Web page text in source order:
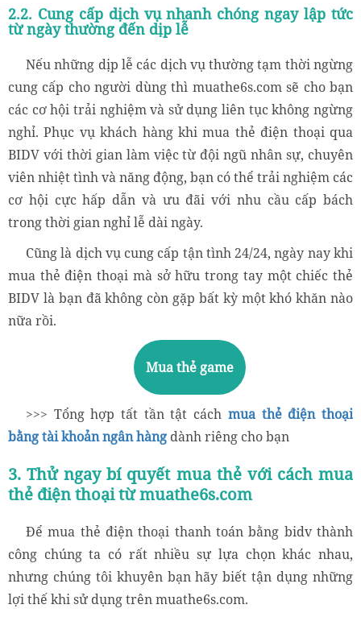
2.2. Cung cấp dịch vụ nhanh chóng ngay lập tức
từ ngày thường đến dịp lễ
Nếu những dịp lễ các dịch vụ thường tạm thời ngừng
cung cấp cho người dùng thì muathe6s.com sẽ cho bạn
các cơ hội trải nghiệm và sử dụng liên tục không ngừng
nghỉ. Phục vụ khách hàng khi mua thẻ điện thoại qua
BIDV với thời gian làm việc từ đội ngũ nhân sự, chuyên
viên nhiệt tình và năng động, bạn có thể trải nghiệm các
cơ hội cực hấp dẫn và ưu đãi với nhu cầu cấp bách
trong thời gian nghỉ lễ dài ngày.
Cũng là dịch vụ cung cấp tận tình 24/24, ngày nay khi
mua thẻ điện thoại mà sở hữu trong tay một chiếc thẻ
BIDV là bạn đã không còn gặp bất kỳ một khó khăn nào
nữa rồi.
Mua thẻ game
>>> Tổng hợp tất tần tật cách mua thẻ điện thoại
bằng tài khoản ngân hàng dành riêng cho bạn
3. Thử ngay bí quyết mua thẻ với cách mua
thẻ điện thoại từ muathe6s.com
Để mua thẻ điện thoại thanh toán bằng bidv thành
công chúng ta có rất nhiều sự lựa chọn khác nhau,
nhưng chúng tôi khuyên bạn hãy biết tận dụng những
lợi thế khi sử dụng trên muathe6s.com.